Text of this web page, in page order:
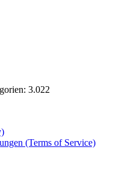
3.022
(Terms of Service)